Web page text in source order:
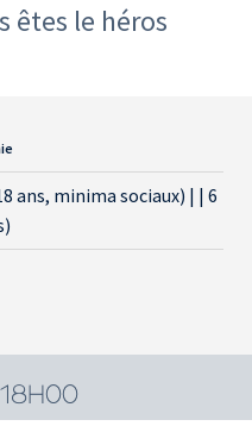
êtes le héros
ans, minima sociaux) | | 6